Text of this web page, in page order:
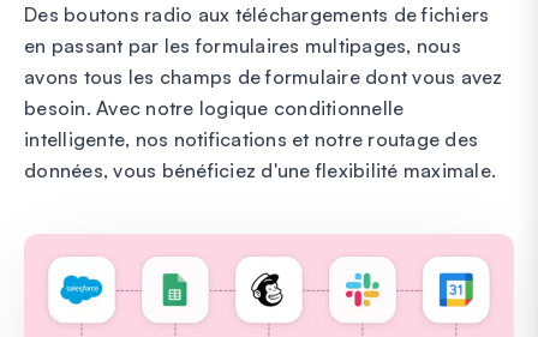
Des boutons radio aux téléchargements de fichiers
en passant par les formulaires multipages, nous
avons tous les champs de formulaire dont vous avez
besoin. Avec notre logique conditionnelle
intelligente, nos notifications et notre routage des
données, vous bénéficiez d'une flexibilité maximale.